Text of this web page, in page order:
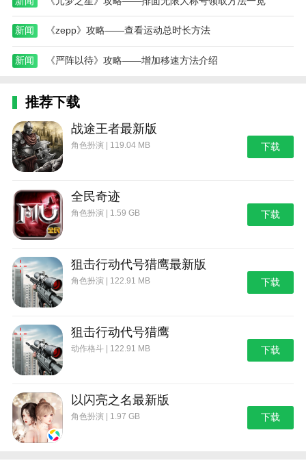
新闻 《zepp》攻略——查看运动总时长方法
新闻 《严阵以待》攻略——增加移速方法介绍
推荐下载
战途王者最新版
角色扮演 | 119.04 MB 下载
全民奇迹
角色扮演 | 1.59 GB 下载
狙击行动代号猎鹰最新版
角色扮演 | 122.91 MB 下载
狙击行动代号猎鹰
动作格斗 | 122.91 MB 下载
以闪亮之名最新版
角色扮演 | 1.97 GB 下载